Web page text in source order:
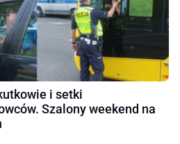
i setki
Szalony weekend na